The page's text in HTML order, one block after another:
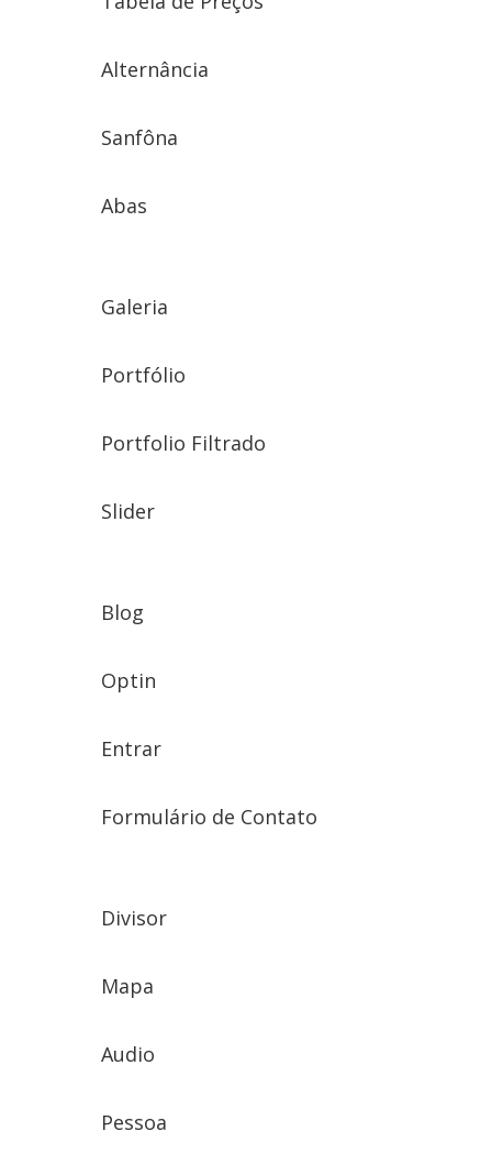
Alternância
Sanfôna
Abas
Galeria
Portfólio
Portfolio Filtrado
Slider
Blog
Optin
Entrar
Formulário de Contato
Divisor
Mapa
Audio
Pessoa